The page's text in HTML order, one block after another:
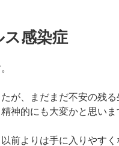
感染症
が、まだまだ不安の残
神的にも大変かと思いま
前よりは手に入りやす